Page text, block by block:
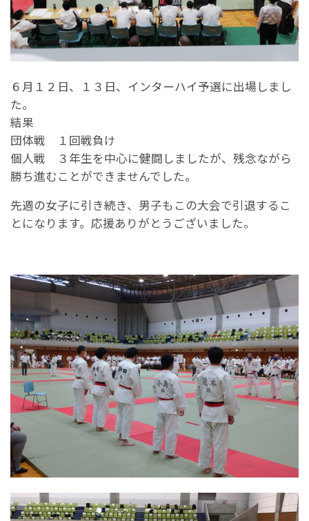
６月１２日、１３日、インターハイ予選に出場しまし
た。
結果
団体戦 １回戦負け
個人戦 ３年生を中心に健闘しましたが、残念ながら
勝ち進むことができませんでした。
先週の女子に引き続き、男子もこの大会で引退するこ
とになります。応援ありがとうございました。